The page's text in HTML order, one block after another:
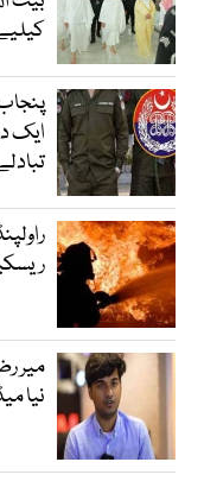
ایک
میر
نیا